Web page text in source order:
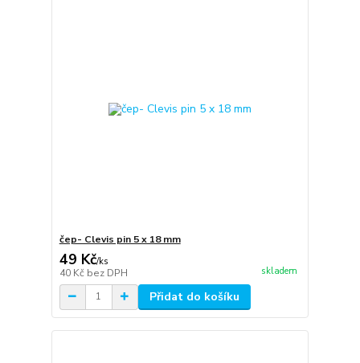
čep- Clevis pin 5 x 18 mm
49 Kč/ks
40 Kč bez DPH skladem
Přidat do košíku